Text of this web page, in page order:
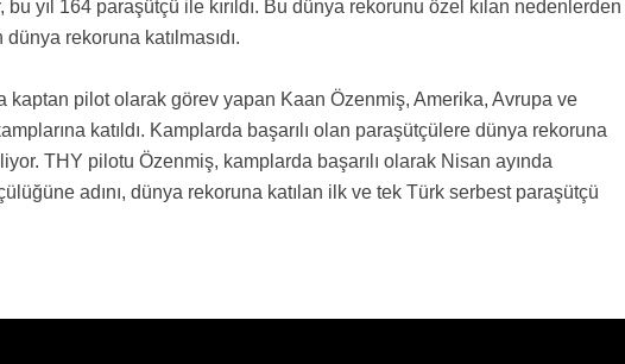
bu yıl 164 paraşütçü ile kırıldı. Bu dünya rekorunu özel kılan nedenlerden
rekoruna katılmasıdı.
kaptan pilot olarak görev yapan Kaan Özenmiş, Amerika, Avrupa ve
katıldı. Kamplarda başarılı olan paraşütçülere dünya rekoruna
THY pilotu Özenmiş, kamplarda başarılı olarak Nisan ayında
adını, dünya rekoruna katılan ilk ve tek Türk serbest paraşütçü